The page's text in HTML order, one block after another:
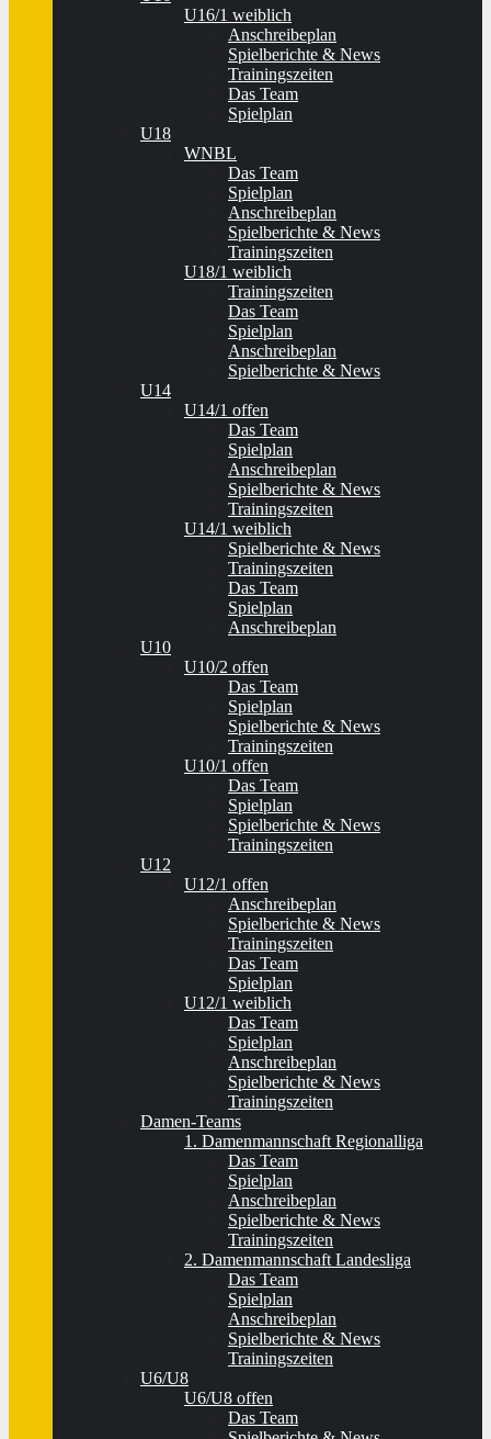
U16/1 weiblich
Anschreibeplan
Spielberichte & News
Trainingszeiten
Das Team
Spielplan
U18
WNBL
Das Team
Spielplan
Anschreibeplan
Spielberichte & News
Trainingszeiten
U18/1 weiblich
Trainingszeiten
Das Team
Spielplan
Anschreibeplan
Spielberichte & News
U14
U14/1 offen
Das Team
Spielplan
Anschreibeplan
Spielberichte & News
Trainingszeiten
U14/1 weiblich
Spielberichte & News
Trainingszeiten
Das Team
Spielplan
Anschreibeplan
U10
U10/2 offen
Das Team
Spielplan
Spielberichte & News
Trainingszeiten
U10/1 offen
Das Team
Spielplan
Spielberichte & News
Trainingszeiten
U12
U12/1 offen
Anschreibeplan
Spielberichte & News
Trainingszeiten
Das Team
Spielplan
U12/1 weiblich
Das Team
Spielplan
Anschreibeplan
Spielberichte & News
Trainingszeiten
Damen-Teams
1. Damenmannschaft Regionalliga
Das Team
Spielplan
Anschreibeplan
Spielberichte & News
Trainingszeiten
2. Damenmannschaft Landesliga
Das Team
Spielplan
Anschreibeplan
Spielberichte & News
Trainingszeiten
U6/U8
U6/U8 offen
Das Team